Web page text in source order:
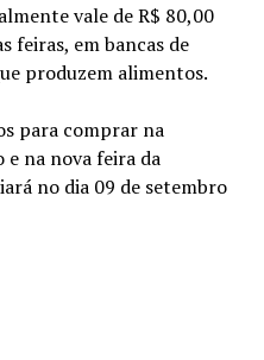
vale de R$ 80,00
feiras, em bancas de
produzem alimentos.
para comprar na
na nova feira da
no dia 09 de setembro